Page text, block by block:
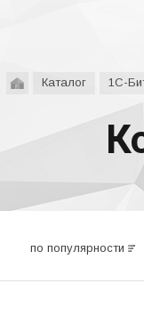
Каталог 1С-
по популярности